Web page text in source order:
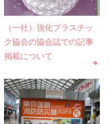
（一社）強化プラスチッ
ク協会の協会誌での記事
掲載について